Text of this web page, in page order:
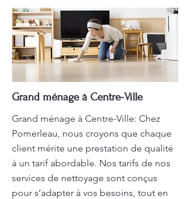
Grand ménage à Centre-Ville
Grand ménage à Centre-Ville: Chez
Pomerleau, nous croyons que chaque
client mérite une prestation de qualité
à un tarif abordable. Nos tarifs de nos
services de nettoyage sont conçus
pour s’adapter à vos besoins, tout en